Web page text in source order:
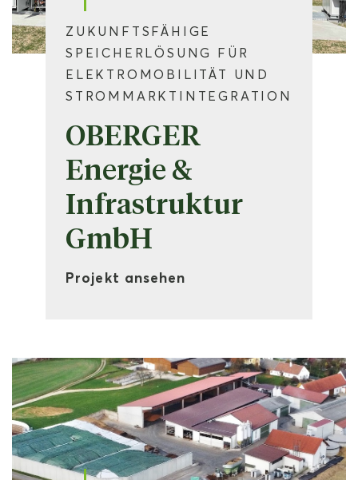
ZUKUNFTSFÄHIGE
SPEICHERLÖSUNG FÜR
ELEKTROMOBILITÄT UND
STROMMARKTINTEGRATION
OBERGER
Energie &
Infrastruktur
GmbH
Projekt ansehen